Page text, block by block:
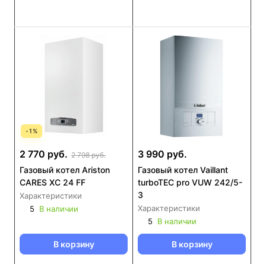
-1%
2 770 руб. 2 798 руб.
Газовый котел Ariston
CARES XC 24 FF
Характеристики
5
В наличии
В корзину
3 990 руб.
Газовый котел Vaillant
turboTEC pro VUW 242/5-
3
Характеристики
5
В наличии
В корзину